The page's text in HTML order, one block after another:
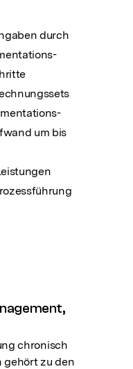
durch
um bis
chronisch
gehört zu den